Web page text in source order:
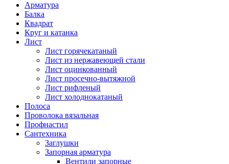
Арматура
Балка
Квадрат
Круг и катанка
Лист
Лист горячекатаный
Лист из нержавеющей стали
Лист оцинкованный
Лист просечно-вытяжной
Лист рифленый
Лист холоднокатаный
Полоса
Проволока вязальная
Профнастил
Сантехника
Заглушки
Запорная арматура
Вентили запорные